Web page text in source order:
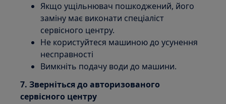
Якщо ущільнювач пошкоджений, його
заміну має виконати спеціаліст
сервісного центру.
Не користуйтеся машиною до усунення
несправності
Вимкніть подачу води до машини.
7. Зверніться до авторизованого
сервісного центру